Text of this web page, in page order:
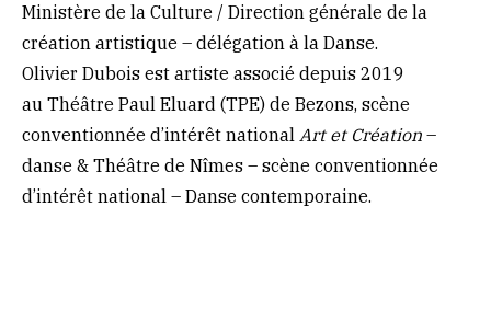
Ministère de la Culture / Direction générale de la
création artistique – délégation à la Danse.
Olivier Dubois est artiste associé depuis 2019
au Théâtre Paul Eluard (TPE) de Bezons, scène
conventionnée d’intérêt national Art et Création –
danse & Théâtre de Nîmes – scène conventionnée
d’intérêt national – Danse contemporaine.